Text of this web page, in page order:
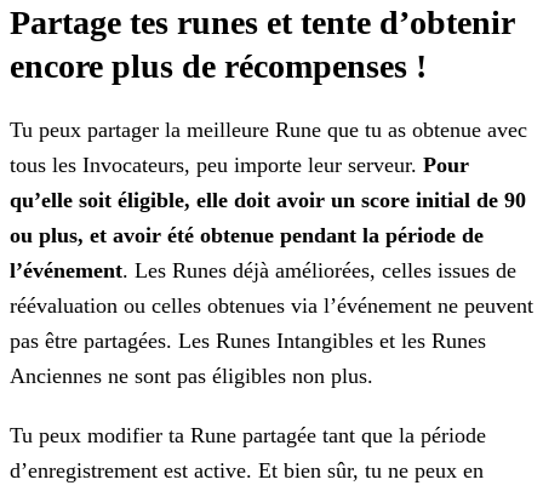
Partage tes runes et tente d’obtenir
encore plus de récompenses !
Tu peux partager la meilleure Rune que tu as obtenue avec
tous les Invocateurs, peu importe leur serveur. Pour
qu’elle soit éligible, elle doit avoir un score initial de 90
ou plus, et avoir été obtenue pendant la période de
l’événement. Les Runes déjà améliorées, celles issues de
réévaluation ou celles obtenues via l’événement ne peuvent
pas être partagées. Les Runes Intangibles et les Runes
Anciennes ne sont pas éligibles non plus.
Tu peux modifier ta Rune partagée tant que la période
d’enregistrement est active. Et bien sûr, tu ne peux en